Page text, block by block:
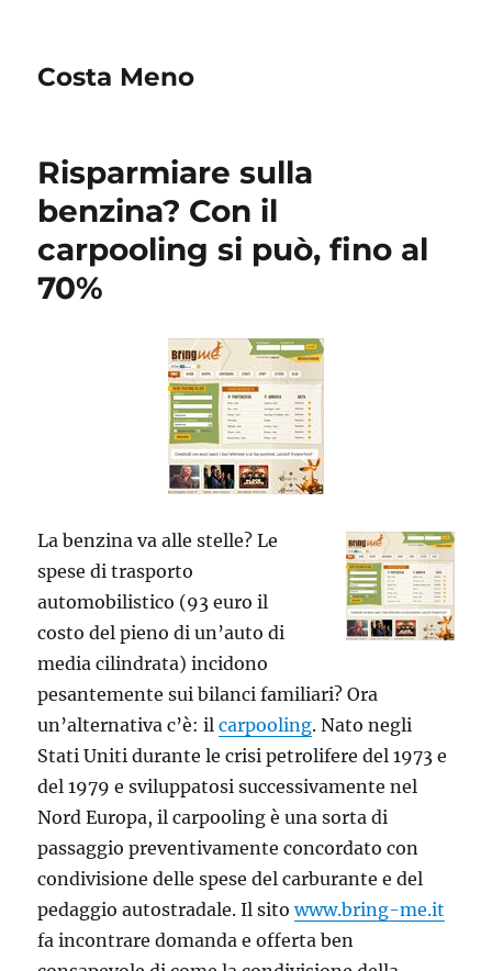
Costa Meno
Risparmiare sulla
benzina? Con il
carpooling si può, fino al
70%
La benzina va alle stelle? Le
spese di trasporto
automobilistico (93 euro il
costo del pieno di un’auto di
media cilindrata) incidono
pesantemente sui bilanci familiari? Ora
un’alternativa c’è: ilcarpooling. Nato negli
Stati Uniti durante le crisi petrolifere del 1973 e
del 1979 e sviluppatosi successivamente nel
Nord Europa, il carpooling è una sorta di
passaggio preventivamente concordato con
condivisione delle spese del carburante e del
pedaggio autostradale.Il sitowww.bring-me.it
fa incontrare domanda e offerta ben